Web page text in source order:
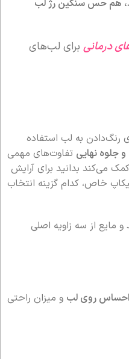
هم حس سنگین رژ لب
درمانی برای لب‌های
رنگ‌دادن به لب استفاده
و جلوه نهایی تفاوت‌های مهمی
می‌کند بدانید برای آرایش
خاص، کدام گزینه انتخاب
مایع از سه زاویه اصلی
احساس روی لب و میزان راحتی